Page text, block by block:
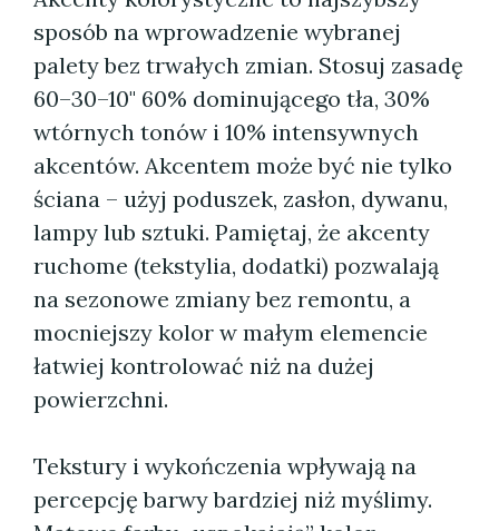
sposób na wprowadzenie wybranej
palety bez trwałych zmian. Stosuj zasadę
60–30–10" 60% dominującego tła, 30%
wtórnych tonów i 10% intensywnych
akcentów. Akcentem może być nie tylko
ściana – użyj poduszek, zasłon, dywanu,
lampy lub sztuki. Pamiętaj, że akcenty
ruchome (tekstylia, dodatki) pozwalają
na sezonowe zmiany bez remontu, a
mocniejszy kolor w małym elemencie
łatwiej kontrolować niż na dużej
powierzchni.
Tekstury i wykończenia wpływają na
percepcję barwy bardziej niż myślimy.